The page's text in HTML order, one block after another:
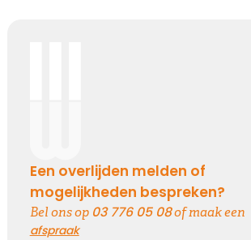
Een overlijden melden of
mogelijkheden bespreken?
Bel ons op 03 776 05 08of maak een
afspraak